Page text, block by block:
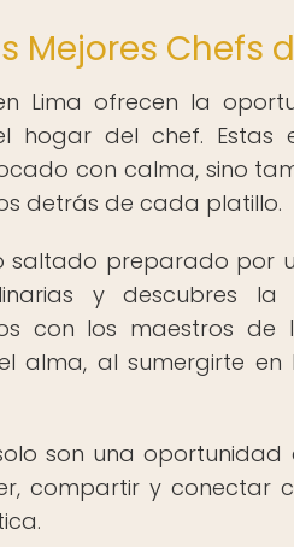
Mejores Chefs
Lima ofrecen la
del chef. Estas
con calma, sino
detrás de cada platillo.
saltado preparado por
y descubres
con los maestros
alma, al sumergirte
son una
compartir y conectar